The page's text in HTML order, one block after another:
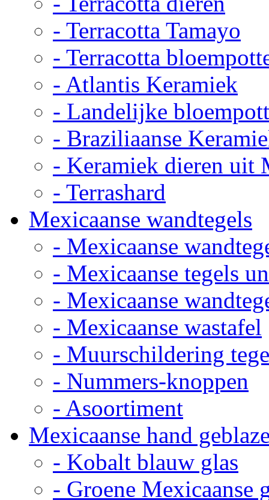
- Terracotta Tamayo
- Terracotta
- Atlantis Keramiek
- Landelijke
- Braziliaanse
- Keramiek dieren uit
- Terrashard
Mexicaanse wandtegels
- Mexicaanse
- Mexicaanse tegels
- Mexicaanse
- Mexicaanse wastafel
- Muurschildering
- Nummers-knoppen
- Asoortiment
Mexicaanse hand
- Kobalt blauw glas
- Groene Mexicaanse